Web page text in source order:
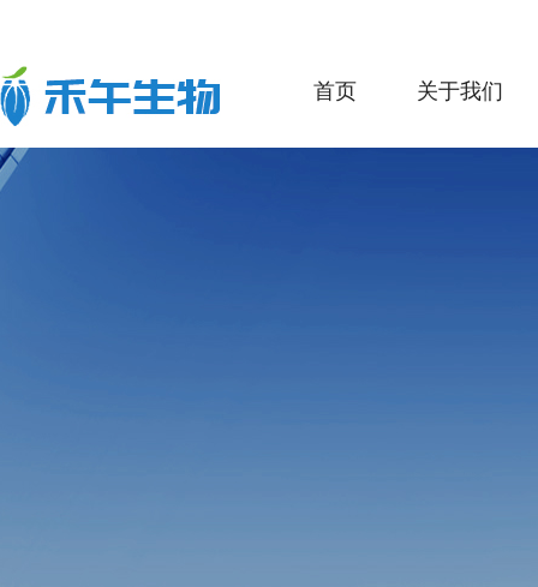
首页 关于我们